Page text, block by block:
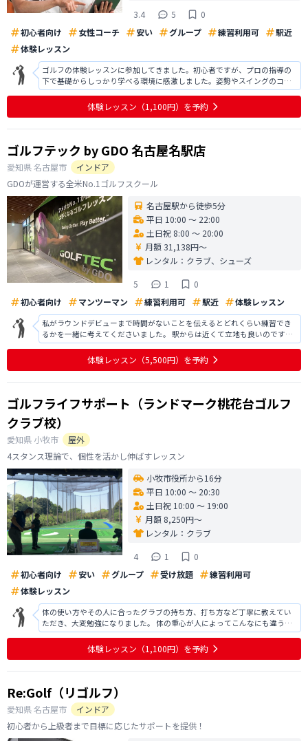
3.4 5
0
初心者向け
女性コーチ 安い グループ 練習利用可
駅近
体験レッスン
ゴルフの体験レッスンに参加してきました。初心者ですが、プロの指導の
下で基礎からしっかり学べる環境に感激しました。姿勢やスイングのコツ
を丁寧に教えてもらい、自分でも驚くほどスムーズなスイングができるよ
うに。フォームやクラブの握り方一つでボールの飛び方が大きく変わるこ
とに感動し、ゴルフの奥深さを実感しま
体験レッスン （1,100円） を予約
ゴルフテック by GDO 名古屋名駅店
愛知県名古屋市
インドア
GDOが運営する全米No.1ゴルフスクール
名古屋駅から徒歩5分
平日 10:00 〜 22:00
土日祝 8:00 〜 20:00
月額 31,138円〜
レンタル： クラブ、シューズ
5
1
0
初心者向け
マンツーマン 練習利用可 駅近 体験レッスン
私がラウンドデビューまで時間がないことを伝えるとどれくらい練習でき
るかを一緒に考えてくださいました。 駅からは近くて立地も良いのです
が、私の家・職場からだとたくさん来るのは難しそうだなとなり今回は入
会せずになりました。家から近かったら通っていると思います。 通い放題
の練習➕レッスンのプランがあるのも
体験レッスン （5,500円） を予約
ゴルフライフサポート（ランドマーク桃花台ゴルフ
クラブ校）
愛知県 小牧市
屋外
4スタンス理論で、個性を活かし伸ばすレッスン
小牧市役所から16分
平日 10:00 〜 20:30
土日祝 10:00 〜 19:00
月額 8,250円〜
レンタル： クラブ
4
1
0
初心者向け
安い グループ 受け放題
練習利用可
体験レッスン
体の使い方やその人に合ったグラブの持ち方、打ち方など丁寧に教えてい
ただき、大変勉強になりました。 体の重心が人によってこんなにも違うの
かと驚きました。 ゴルフだけでなく知識が豊富な方で、とても楽しかった
です。 グラブの選び方などもアドバイスしていただけると伺い、ぜひレッ
スンを申し込みたいと思っており
体験レッスン （1,100円） を予約
Re:Golf（リゴルフ）
愛知県名古屋市
インドア
初心者から上級者まで目標に応じたサポートを提供！